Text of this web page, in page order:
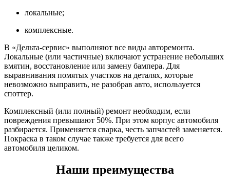
локальные;
комплексные.
В «Дельта-сервис» выполняют все виды авторемонта.
Локальные (или частичные) включают устранение небольших
вмятин, восстановление или замену бампера. Для
выравнивания помятых участков на деталях, которые
невозможно выправить, не разобрав авто, используется
споттер.
Комплексный (или полный) ремонт необходим, если
повреждения превышают 50%. При этом корпус автомобиля
разбирается. Применяется сварка, честь запчастей заменяется.
Покраска в таком случае также требуется для всего
автомобиля целиком.
Наши преимущества